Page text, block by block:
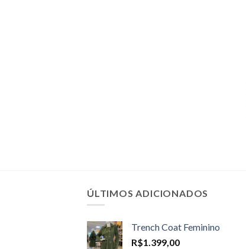
ÚLTIMOS ADICIONADOS
Trench Coat Feminino
R$1.399,00